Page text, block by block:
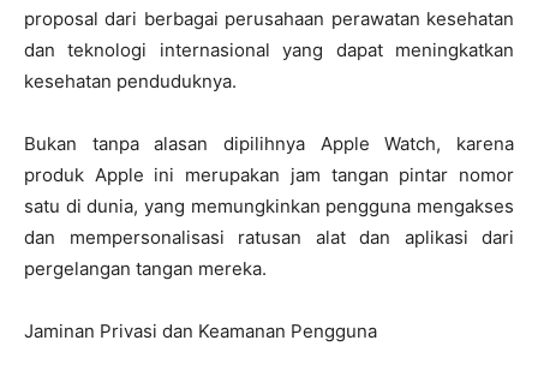
proposal dari berbagai perusahaan perawatan kesehatan
dan teknologi internasional yang dapat meningkatkan
kesehatan penduduknya.
Bukan tanpa alasan dipilihnya Apple Watch, karena
produk Apple ini merupakan jam tangan pintar nomor
satu di dunia, yang memungkinkan pengguna mengakses
dan mempersonalisasi ratusan alat dan aplikasi dari
pergelangan tangan mereka.
Jaminan Privasi dan Keamanan Pengguna